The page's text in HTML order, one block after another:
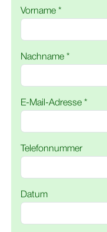
Vorname *
Nachname *
E-Mail-Adresse *
Telefonnummer
Datum